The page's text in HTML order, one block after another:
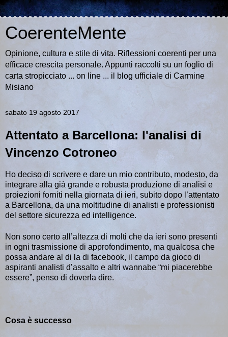
CoerenteMente
Opinione, cultura e stile di vita. Riflessioni coerenti per una
efficace crescita personale. Appunti raccolti su un foglio di
carta stropicciato ... on line ... il blog ufficiale di Carmine
Misiano
sabato 19 agosto 2017
Attentato a Barcellona: l'analisi di
Vincenzo Cotroneo
Ho deciso di scrivere e dare un mio contributo, modesto, da
integrare alla già grande e robusta produzione di analisi e
proiezioni forniti nella giornata di ieri, subito dopo l’attentato
a Barcellona, da una moltitudine di analisti e professionisti
del settore sicurezza ed intelligence.
Non sono certo all’altezza di molti che da ieri sono presenti
in ogni trasmissione di approfondimento, ma qualcosa che
possa andare al di la di facebook, il campo da gioco di
aspiranti analisti d’assalto e altri wannabe “mi piacerebbe
essere”, penso di doverla dire.
Cosa è successo